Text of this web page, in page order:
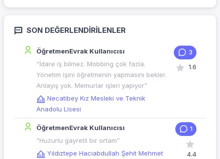
SON DEĞERLENDIRILENLER
ÖğretmenEvrak Kullanıcısı
“İdare iş bilmez. Mobbing çok fazla.
Yönetim işini öğretmenin yapmasını bekler.
Anlayış yok. Memurlar işleri yapıyor”
Necatibey Kız Mesleki ve Teknik
Anadolu Lisesi
3
1.6
ÖğretmenEvrak Kullanıcısı
“Huzurlu gayretli bir ortam”
Yıldıztepe Hacıabdullah Şehit Mehmet
1
4.4